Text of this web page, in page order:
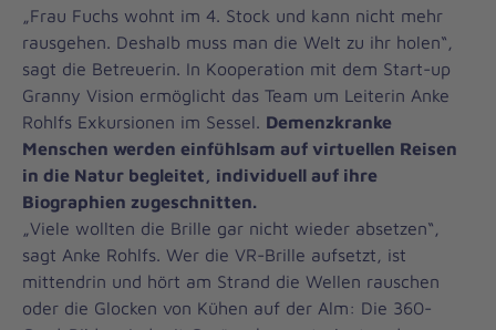
„Frau Fuchs wohnt im 4. Stock und kann nicht mehr
rausgehen. Deshalb muss man die Welt zu ihr holen“,
sagt die Betreuerin. In Kooperation mit dem Start-up
Granny Vision ermöglicht das Team um Leiterin Anke
Rohlfs Exkursionen im Sessel. Demenzkranke
Menschen werden einfühlsam auf virtuellen Reisen
in die Natur begleitet, individuell auf ihre
Biographien zugeschnitten.
„Viele wollten die Brille gar nicht wieder absetzen“,
sagt Anke Rohlfs. Wer die VR-Brille aufsetzt, ist
mittendrin und hört am Strand die Wellen rauschen
oder die Glocken von Kühen auf der Alm: Die 360-